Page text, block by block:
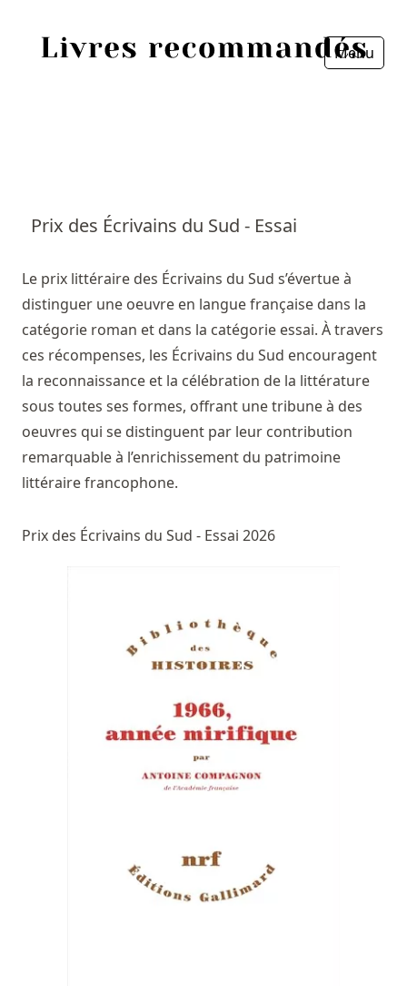
Menu
Prix des Écrivains du Sud - Essai
Le prix littéraire des Écrivains du Sud s’évertue à
distinguer une oeuvre en langue française dans la
catégorie roman et dans la catégorie essai. À travers
ces récompenses, les Écrivains du Sud encouragent
la reconnaissance et la célébration de la littérature
sous toutes ses formes, offrant une tribune à des
oeuvres qui se distinguent par leur contribution
remarquable à l’enrichissement du patrimoine
littéraire francophone.
Prix des Écrivains du Sud - Essai 2026
Livres
Livres les plus recommandés
Prix littéraires
Fermer